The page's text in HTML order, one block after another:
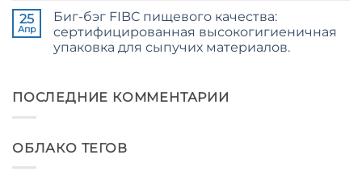
Weaving,
Packaging
and
Industrial
Applications
записи
The
Ultimate
Guide
to
Woven
Bags
a
Premier
25
Апр
Биг-бэг FIBC пищевого качества:
сертифицированная высокогигиеничная
упаковка для сыпучих материалов.
Food
Grade
High-
ПОСЛЕДНИЕ КОММЕНТАРИИ
ОБЛАКО ТЕГОВ